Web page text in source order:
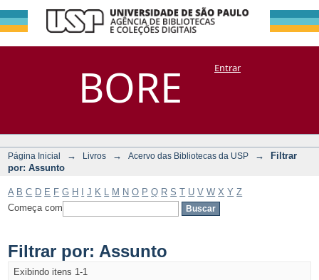
BORE
Filtrar por:
Assunto
DSpace/Manakin + CoriscoEntrar
Página Inicial → Livros → Acervo das Bibliotecas da USP →
Filtrar
por: Assunto
A B C D E F G H J K M N O P Q R S T U V W X Y Z
Começa com
Filtrar por: Assunto
Exibindo itens 1-1